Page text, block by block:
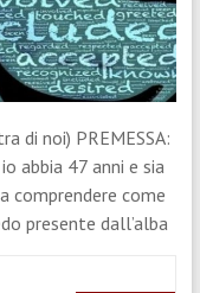
di noi) PREMESSA:
abbia 47 anni e sia
comprendere come
presente dall’alba